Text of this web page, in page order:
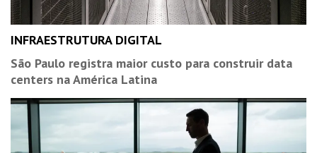
INFRAESTRUTURA DIGITAL
São Paulo registra maior custo para construir data
centers na América Latina